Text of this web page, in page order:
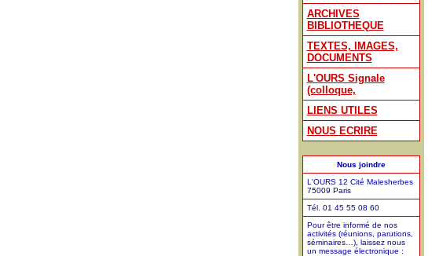
ARCHIVES
BIBLIOTHEQUE
TEXTES, IMAGES,
DOCUMENTS
L'OURS Signale
(colloque,
LIENS UTILES
NOUS ECRIRE
Nous joindre
L'OURS 12 Cité Malesherbes
75009 Paris
Tél. 01 45 55 08 60
Pour être informé de nos
activités (réunions, parutions,
séminaires…), laissez nous
un message électronique :